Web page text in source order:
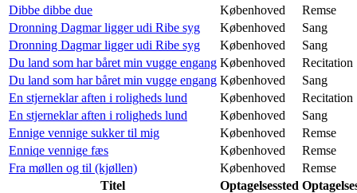
Dibbe dibbe due
Københoved
Remse
Dronning Dagmar ligger udi Ribe syg
Københoved
Sang
Dronning Dagmar ligger udi Ribe syg
Københoved
Sang
Du land som har båret min vugge engang Københoved
Recitation
Du land som har båret min vugge engang Københoved
Sang
En stjerneklar aften i roligheds lund
Københoved
Recitation
En stjerneklar aften i roligheds lund
Københoved
Sang
Ennige vennige sukker til mig
Københoved
Remse
Enniqe vennige fæs
Københoved
Remse
Fra møllen og til (kjøllen)
Københoved
Remse
Titel
Optagelsessted